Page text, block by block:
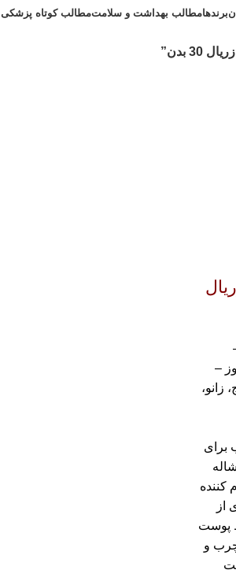
برندهامطالب بهداشت و سلامتمطالب کوتاه پزشکی
بدن”
–
زانو،
برای
کننده
از
پوست
چرب و